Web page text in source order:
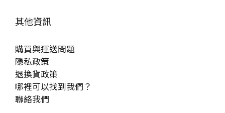
其他資訊
購買與運送問題
隱私政策
退換貨政策
哪裡可以找到我們？
聯絡我們